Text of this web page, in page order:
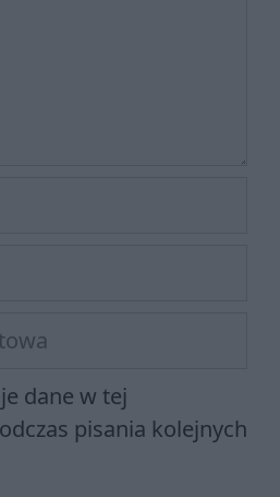
dane w tej
pisania kolejnych